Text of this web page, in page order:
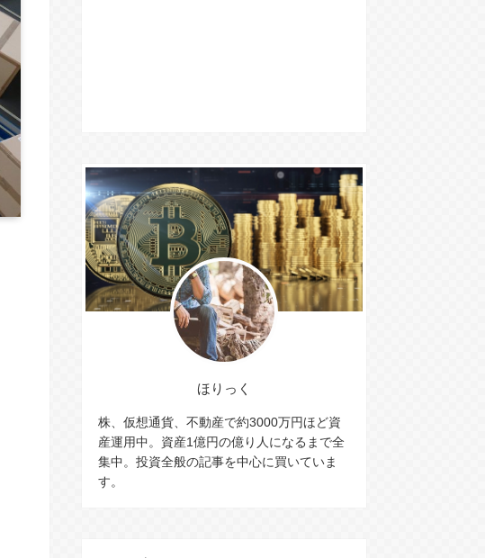
ほりっく
株、仮想通貨、不動産で約3000万円ほど資
産運用中。資産1億円の億り人になるまで全
集中。投資全般の記事を中心に買いていま
す。